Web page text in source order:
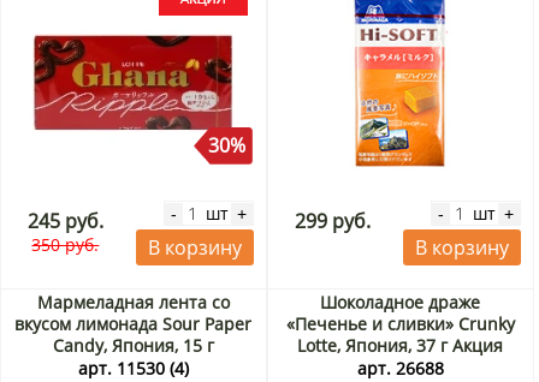
30%
245 руб.
350 руб.
- шт +
В корзину
299 руб. - шт +
В корзину
Мармеладная лента со
вкусом лимонада Sour Paper
Candy, Япония, 15 г
арт. 11530 (4)
Шоколадное драже
«Печенье и сливки» Crunky
Lotte, Япония, 37 г Акция
арт. 26688